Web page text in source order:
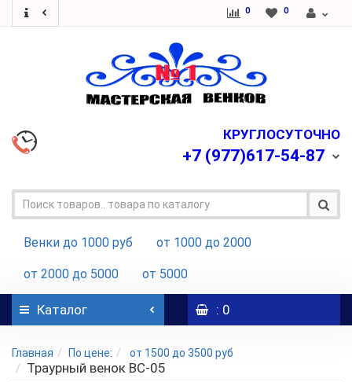
0 0
КРУГЛОСУТОЧНО
+7 (977)617-54-87
Венки до 1000 руб от 1000 до 2000
от 2000 до 5000 от 5000
Каталог : 0
Главная По цене: от 1500 до 3500 руб
Траурный венок BC-05